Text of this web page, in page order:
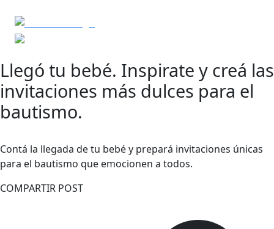
Llegó tu bebé. Inspirate y creá las
invitaciones más dulces para el
bautismo.
Contá la llegada de tu bebé y prepará invitaciones únicas
para el bautismo que emocionen a todos.
COMPARTIR POST